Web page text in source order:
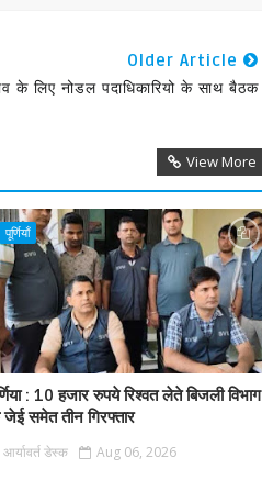
Older Article
के लिए नोडल पदाधिकारियो के साथ बैठक
View More
पूर्णियाँ
: 10 हजार रुपये रिश्वत लेते बिजली विभाग
समेत तीन गिरफ्तार
आर्यावर्त डेस्क Aug 06, 2026